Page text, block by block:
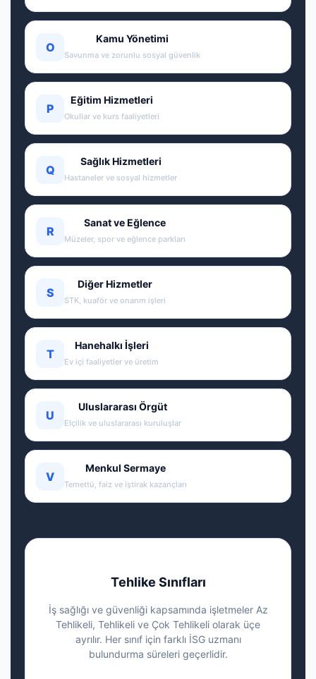
O
Kamu Yönetimi
Savunma ve zorunlu sosyal güvenlik
P
Eğitim Hizmetleri
Okullar ve kurs faaliyetleri
Q
Sağlık Hizmetleri
Hastaneler ve sosyal hizmetler
R
Sanat ve Eğlence
Müzeler, spor ve eğlence parkları
S
Diğer Hizmetler
STK, kuaför ve onarım işleri
T
Hanehalkı İşleri
Ev içi faaliyetler ve üretim
U
Uluslararası Örgüt
Elçilik ve uluslararası kuruluşlar
V
Menkul Sermaye
Temettü, faiz ve iştirak kazançları
Tehlike Sınıfları
İş sağlığı ve güvenliği kapsamında işletmeler Az
Tehlikeli, Tehlikeli ve Çok Tehlikeli olarak üçe
ayrılır. Her sınıf için farklı İSG uzmanı
bulundurma süreleri geçerlidir.